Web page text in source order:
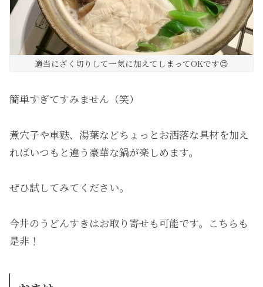
適当にざく切りして一気に加えてしまってOKです😊
簡単すぎてすみません（笑）
煮穴子や車麩、湯葉などちょっとお洒落な具材を加え
ればいつもと違う豪華な鍋が楽しめます。
ぜひ試してみてください。
今井のうどんすきはお取り寄せも可能です。こちらも
是非！